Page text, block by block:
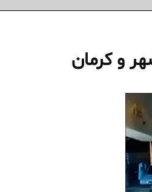
و کرمان